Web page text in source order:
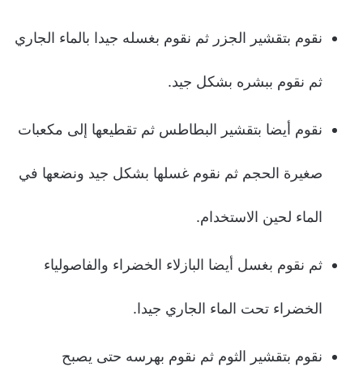
نقوم بتقشير الجزر ثم نقوم بغسله جيدا بالماء الجاري
ثم نقوم ببشره بشكل جيد.
نقوم أيضا بتقشير البطاطس ثم تقطيعها إلى مكعبات
صغيرة الحجم ثم نقوم غسلها بشكل جيد ونضعها في
الماء لحين الاستخدام.
ثم نقوم بغسل أيضا البازلاء الخضراء والفاصولياء
الخضراء تحت الماء الجاري جيدا.
نقوم بتقشير الثوم ثم نقوم بهرسه حتى يصبح